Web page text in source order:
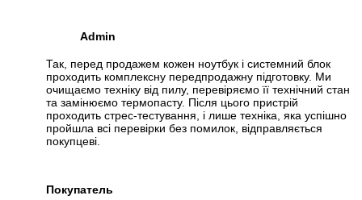
Admin
Так, перед продажем кожен ноутбук і системний блок
проходить комплексну передпродажну підготовку. Ми
очищаємо техніку від пилу, перевіряємо її технічний стан
та замінюємо термопасту. Після цього пристрій
проходить стрес-тестування, і лише техніка, яка успішно
пройшла всі перевірки без помилок, відправляється
покупцеві.
Покупатель